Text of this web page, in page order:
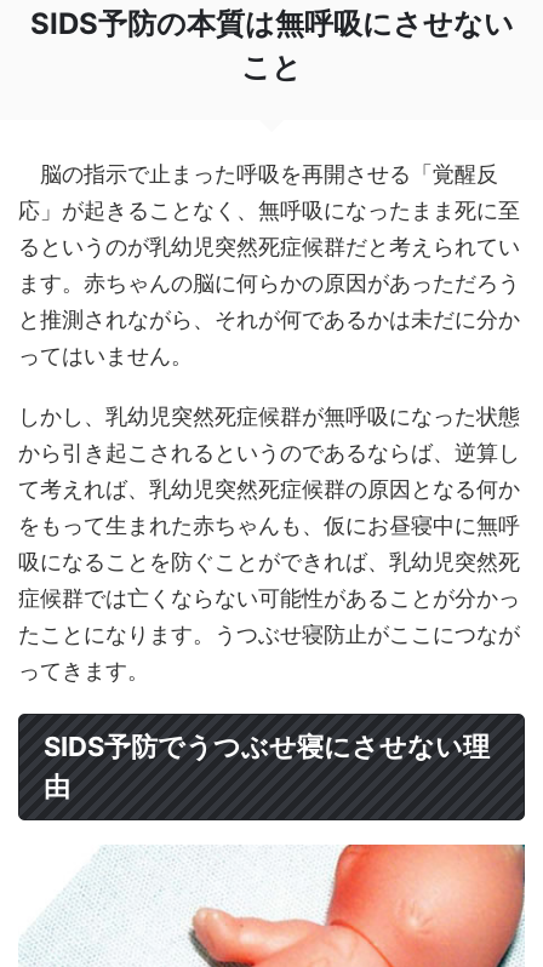
SIDS予防の本質は無呼吸にさせない
こと
脳の指示で止まった呼吸を再開させる「覚醒反
応」が起きることなく、無呼吸になったまま死に至
るというのが乳幼児突然死症候群だと考えられてい
ます。赤ちゃんの脳に何らかの原因があっただろう
と推測されながら、それが何であるかは未だに分か
ってはいません。
しかし、乳幼児突然死症候群が無呼吸になった状態
から引き起こされるというのであるならば、逆算し
て考えれば、乳幼児突然死症候群の原因となる何か
をもって生まれた赤ちゃんも、仮にお昼寝中に無呼
吸になることを防ぐことができれば、乳幼児突然死
症候群では亡くならない可能性があることが分かっ
たことになります。うつぶせ寝防止がここにつなが
ってきます。
SIDS予防でうつぶせ寝にさせない理
由